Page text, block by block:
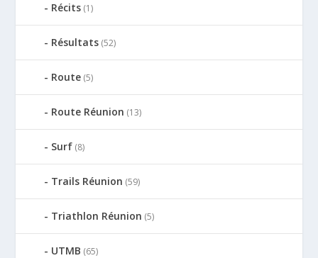
Récits (1)
Résultats (52)
Route (5)
Route Réunion (13)
Surf (8)
Trails Réunion (59)
Triathlon Réunion (5)
UTMB (65)